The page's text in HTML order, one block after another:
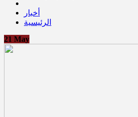
أخبار
الرئيسية
21 May